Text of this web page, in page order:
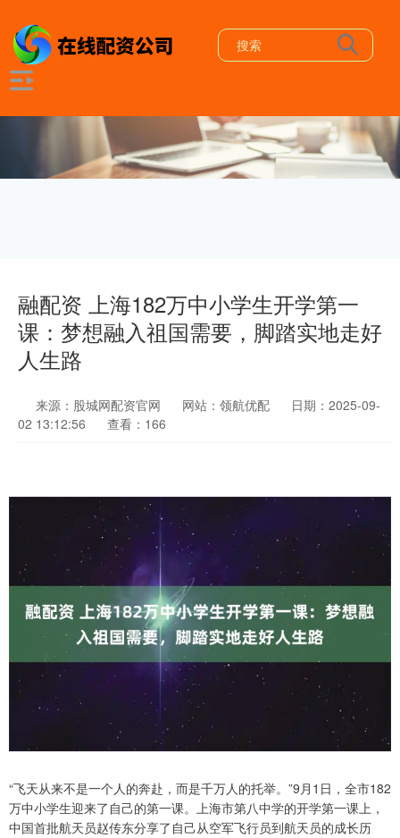
融配资 上海182万中小学生开学第一
课：梦想融入祖国需要，脚踏实地走好
人生路
来源：股城网配资官网 网站：领航优配
日期：2025-09-
02 13:12:56
查看：166
“飞天从来不是一个人的奔赴，而是千万人的托举。”9月1日，全市182
万中小学生迎来了自己的第一课。上海市第八中学的开学第一课上，
中国首批航天员赵传东分享了自己从空军飞行员到航天员的成长历